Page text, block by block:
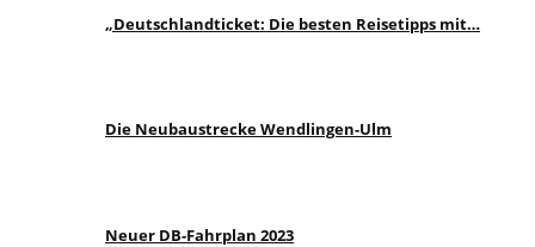
„Deutschlandticket: Die besten Reisetipps mit…
Die Neubaustrecke Wendlingen-Ulm
Neuer DB-Fahrplan 2023